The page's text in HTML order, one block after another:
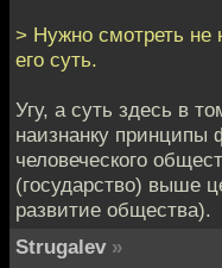
> Нужно смотреть не
его суть.
Угу, а суть здесь в
наизнанку принципы
человеческого
(государство) выше
развитие общества).
Strugalev »